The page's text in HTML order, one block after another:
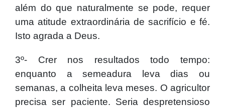
além do que naturalmente se pode, requer
uma atitude extraordinária de sacrifício e fé.
Isto agrada a Deus.
3º- Crer nos resultados todo tempo:
enquanto a semeadura leva dias ou
semanas, a colheita leva meses. O agricultor
precisa ser paciente. Seria despretensioso